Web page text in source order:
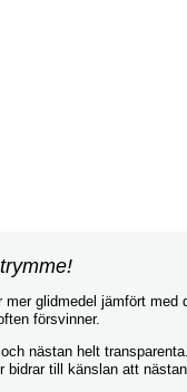
glidmedel jämfört med
försvinner.
nästan helt
bidrar till känslan att